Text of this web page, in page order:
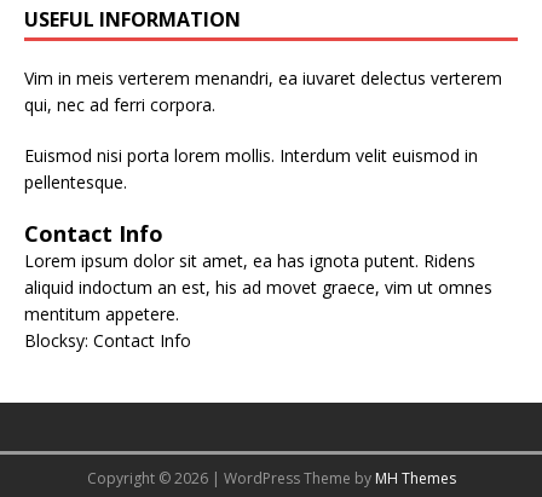
USEFUL INFORMATION
Vim in meis verterem menandri, ea iuvaret delectus verterem
qui, nec ad ferri corpora.
Euismod nisi porta lorem mollis. Interdum velit euismod in
pellentesque.
Contact Info
Lorem ipsum dolor sit amet, ea has ignota putent. Ridens
aliquid indoctum an est, his ad movet graece, vim ut omnes
mentitum appetere.
Blocksy: Contact Info
Copyright © 2026 | WordPress Theme by MH Themes